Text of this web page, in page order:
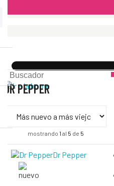
DR PEPPER
mostrando 1 al 5 de 5
Dr Pepper